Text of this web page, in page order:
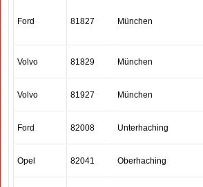
Ford 81827 München
Volvo 81829 München
Volvo 81927 München
Ford 82008 Unterhaching
Opel 82041 Oberhaching